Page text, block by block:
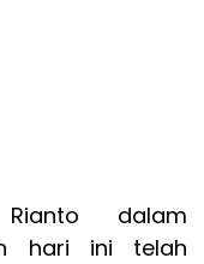
dalam
hari ini telah